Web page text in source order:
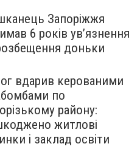
Запоріжжя
6 років увʼязнення
доньки
вдарив керованими
по
району:
житлові
і заклад освіти